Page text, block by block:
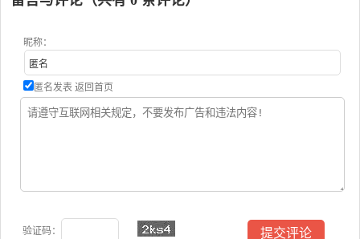
昵称：
匿名发表 返回首页
验证码：